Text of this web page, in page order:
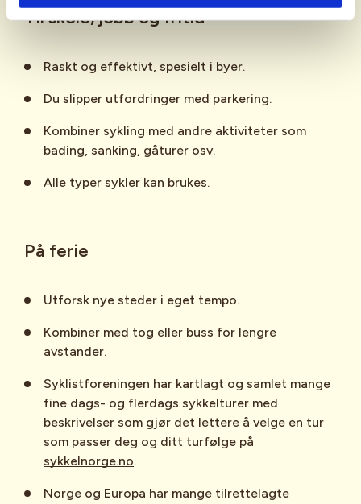
investere i innleggsåler eller få en
profesjonell tilpasning (bike fitting).
Tilskole,jobbogfritid
Raskt og effektivt, spesielt i byer.
Du slipper utfordringer med parkering.
Kombiner sykling med andre aktiviteter som
bading, sanking, gåturer osv.
Alle typer sykler kan brukes.
På ferie
Utforsk nye steder i eget tempo.
Kombiner med tog eller buss for lengre
avstander.
Syklistforeningen har kartlagt og samlet mange
fine dags- og flerdags sykkelturer med
beskrivelser som gjør det lettere å velge en tur
som passer deg og ditt turfølge på
sykkelnorge.no.
Norge og Europa har mange tilrettelagte